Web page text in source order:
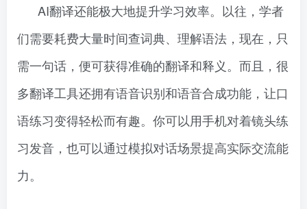
AI翻译还能极大地提升学习效率。以往，学者
们需要耗费大量时间查词典、理解语法，现在，只
需一句话，便可获得准确的翻译和释义。而且，很
多翻译工具还拥有语音识别和语音合成功能，让口
语练习变得轻松而有趣。你可以用手机对着镜头练
习发音，也可以通过模拟对话场景提高实际交流能
力。